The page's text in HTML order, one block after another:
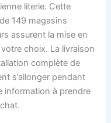
literie. Cette
149 magasins
assurent la mise en
choix. La livraison
complète de
s’allonger pendant
information à prendre